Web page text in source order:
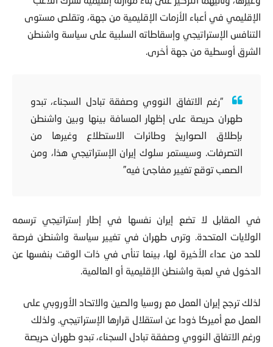
الإقليمي في أعباء الأزمات الإقليمية من جهة، وتقلص مستوى
التنافس الإستراتيجي وإسقاطاته السلبية على سياسة واشنطن
الشرق أوسطية من جهة أخرى.
“رغم الاتفاق النووي وصفقة تبادل السجناء، تبدو
طهران حريصة على إظهار المسافة بينها وبين واشنطن
بإطلاق الصواريخ وطائرات الاستطلاع وغيرها من
التصرفات. وسيستمر سلوك إيران الإستراتيجي هذا، ومن
الصعب توقع تغيير مفاجئ فيه”
في المقابل لا تضع إيران نفسها في إطار إستراتيجي ترسمه
الولايات المتحدة. وترى طهران في تغيير سياسة واشنطن فرصة
للحد من عداء الأخيرة لها، بينما تنأى في ذات الوقت بنفسها عن
الدخول في لعبة واشنطن الإقليمية أو العالمية.
لذلكترجح إيران العمل مع روسيا والصين والاتحاد الأوروبي على
العمل مع أميركا ذودا عن استقلال قرارها الإستراتيجي. ولذلك
ورغم الاتفاق النووي وصفقة تبادل السجناء، تبدو طهران حريصة